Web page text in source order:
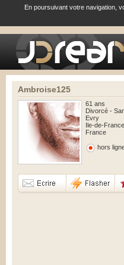
En poursuivant votre navigation,
Ambroise125
61 ans
Divorcé -
Evry
Ile-de-France
France
hors